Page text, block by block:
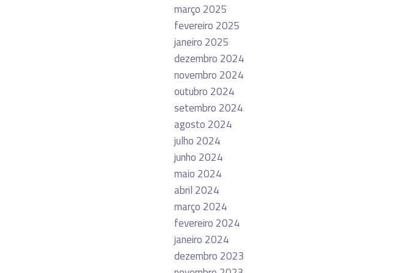
março 2025
fevereiro 2025
janeiro 2025
dezembro 2024
novembro 2024
outubro 2024
setembro 2024
agosto 2024
julho 2024
junho 2024
maio 2024
abril 2024
março 2024
fevereiro 2024
janeiro 2024
dezembro 2023